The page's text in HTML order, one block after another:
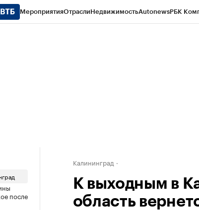
МероприятияОтраслиНедвижимостьAutonewsРБК
после
Калининград
К выходным в
область